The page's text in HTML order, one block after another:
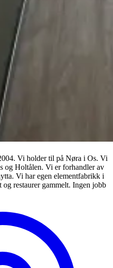
Vi holder til på Nøra i Os. Vi
og Holtålen. Vi er forhandler av
Vi har egen elementfabrikk i
restaurer gammelt. Ingen jobb